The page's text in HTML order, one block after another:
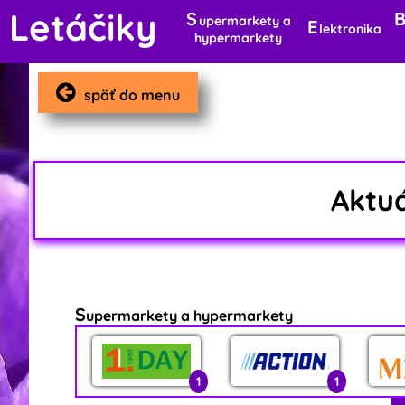
Letáčiky Supermarkety a
hypermarkety
Elektronika B
späť do menu
Supermarkety a hypermarkety
1 1